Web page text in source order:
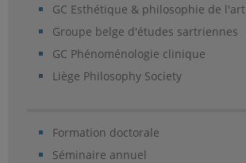
GC Esthétique & philosophie de l'art
Groupe belge d'études sartriennes
GC Phénoménologie clinique
Liège Philosophy Society
Formation doctorale
Séminaire annuel